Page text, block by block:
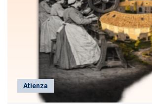
Atienza